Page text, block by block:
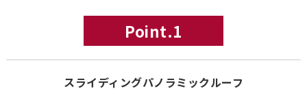
Point.1
スライディングパノラミックルーフ